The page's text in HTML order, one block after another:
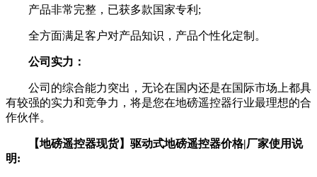
产品非常完整，已获多款国家专利;
全方面满足客户对产品知识，产品个性化定制。
公司实力：
公司的综合能力突出，无论在国内还是在国际市场上都具
有较强的实力和竞争力，将是您在地磅遥控器行业最理想的合
作伙伴。
【地磅遥控器现货】驱动式地磅遥控器价格|厂家使用说
明: